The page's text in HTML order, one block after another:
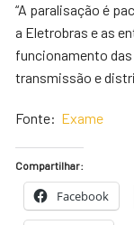
“A paralisação é
a Eletrobras e as
funcionamento
transmissão e
Fonte: Exame
Compartilhar:
Facebook